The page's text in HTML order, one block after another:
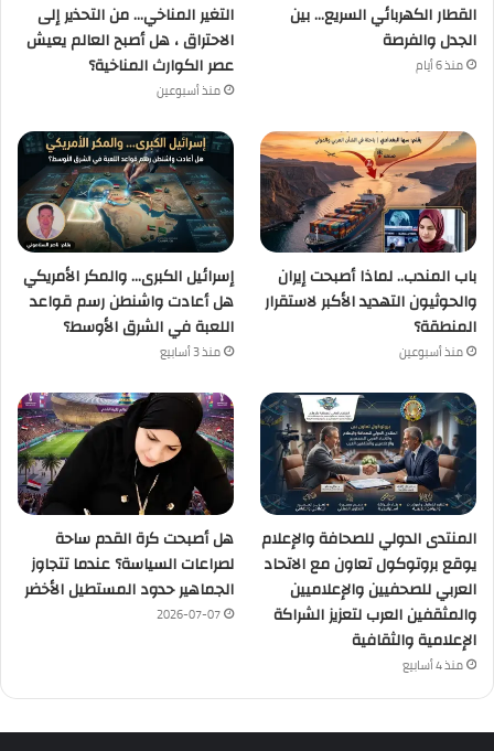
القطار الكهربائي السريع… بين
الجدل والفرصة
منذ 6 أيام
التغير المناخي… من التحذير إلى
الاحتراق ، هل أصبح العالم يعيش
عصر الكوارث المناخية؟
منذ أسبوعين
باب المندب.. لماذا أصبحت إيران
والحوثيون التهديد الأكبر لاستقرار
المنطقة؟
منذ أسبوعين
إسرائيل الكبرى… والمكر الأمريكي
هل أعادت واشنطن رسم قواعد
اللعبة في الشرق الأوسط؟
منذ 3 أسابيع
المنتدى الدولي للصحافة والإعلام
يوقع بروتوكول تعاون مع الاتحاد
العربي للصحفيين والإعلاميين
والمثقفين العرب لتعزيز الشراكة
الإعلامية والثقافية
منذ 4 أسابيع
هل أصبحت كرة القدم ساحة
لصراعات السياسة؟ عندما تتجاوز
الجماهير حدود المستطيل الأخضر
2026-07-07